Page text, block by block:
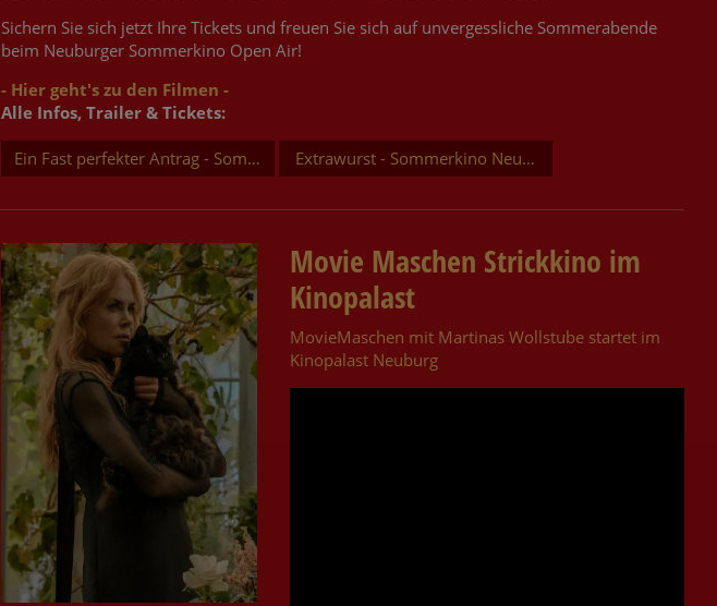
Sichern Sie sich jetzt Ihre Tickets und freuen Sie sich auf unvergessliche Sommerabende
beim Neuburger Sommerkino Open Air!
- Hier geht's zu den Filmen -
Alle Infos, Trailer & Tickets:
Ein Fast perfekter Antrag - Sommerkino NeuburgExtrawurst - Sommerkino Neuburg
Movie Maschen Strickkino im
Kinopalast
MovieMaschen mit Martinas Wollstube startet im
Kinopalast Neuburg